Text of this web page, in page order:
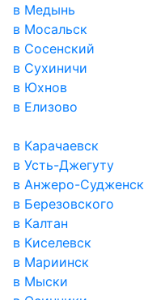
в Медынь
в Мосальск
в Сосенский
в Сухиничи
в Юхнов
в Елизово
в Карачаевск
в Усть-Джегуту
в Анжеро-Судженск
в Березовского
в Калтан
в Киселевск
в Мариинск
в Мыски